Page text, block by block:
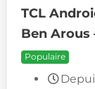
TCL
Ben Arous
Populaire